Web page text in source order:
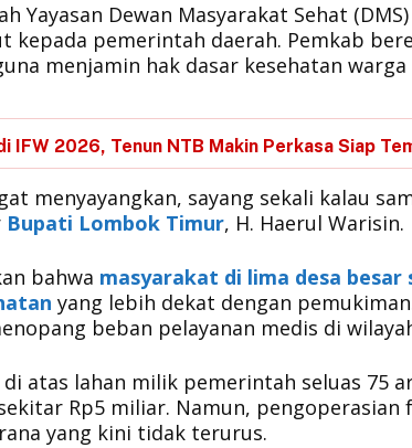
Yayasan Dewan Masyarakat Sehat
kepada pemerintah daerah. Pemkab
menjamin hak dasar kesehatan warga
IFW 2026, Tenun NTB Makin Perkasa Siap
menyayangkan, sayang sekali kalau
Bupati Lombok Timur, H. Haerul Warisin.
bahwa masyarakat di lima desa
yang lebih dekat dengan
beban pelayanan medis di
atas lahan milik pemerintah seluas 75
Rp5 miliar. Namun, pengoperasian
yang kini tidak terurus.